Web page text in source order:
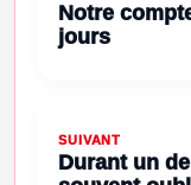
Notre
jours
SUIVANT
Durant un